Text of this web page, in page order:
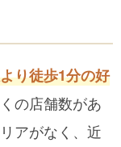
り徒歩1分の好
の店舗数があ
アがなく、近